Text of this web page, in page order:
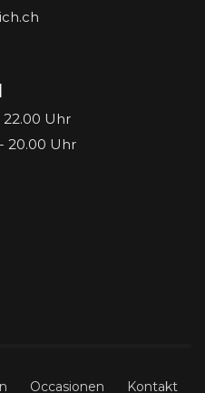
22.00 Uhr
20.00 Uhr
Occasionen Kontakt